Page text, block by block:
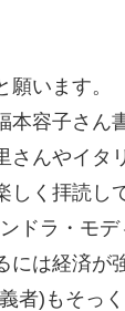
います。
本容子さん
さんやイタ
く拝読し
ドラ・モ
には経済が
者)もそっ